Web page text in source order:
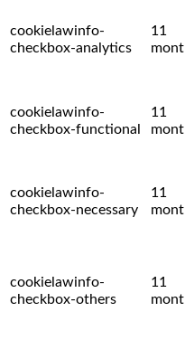
cookielawinfo-
checkbox-analytics
11
cookielawinfo-
checkbox-functional
11
cookielawinfo-
checkbox-necessary
11
cookielawinfo-
checkbox-others
11